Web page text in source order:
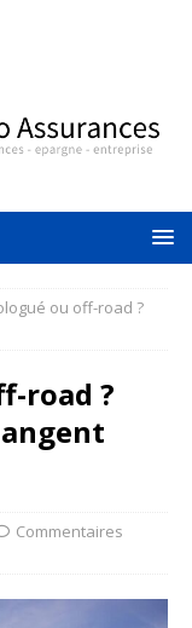
ou off-road ?
road ?
Commentaires